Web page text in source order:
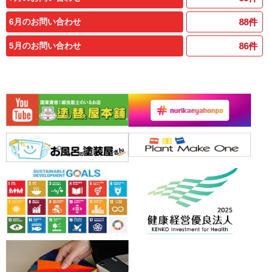
6月のお問い合わせ 88件
5月のお問い合わせ 86件